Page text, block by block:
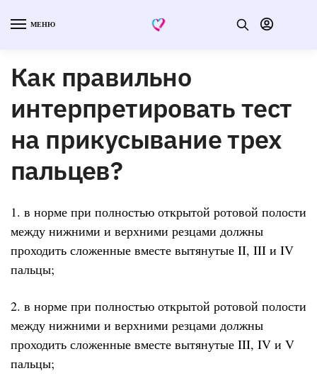
МЕНЮ
Как правильно
интерпретировать тест
на прикусывание трех
пальцев?
1. в норме при полностью открытой ротовой полости
между нижними и верхними резцами должны
проходить сложенные вместе вытянутые II, III и IV
пальцы;
2. в норме при полностью открытой ротовой полости
между нижними и верхними резцами должны
проходить сложенные вместе вытянутые III, IV и V
пальцы;